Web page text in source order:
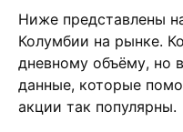
Ниже представлены
Колумбии на рынке.
дневному объёму, но
данные, которые
акции так популярны.